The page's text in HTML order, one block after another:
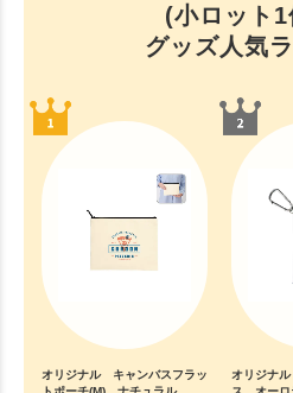
(小ロット
グッズ人気
オリジナル キャンバスフラッ
オリジナ